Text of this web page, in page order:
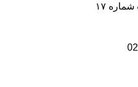
۱۷